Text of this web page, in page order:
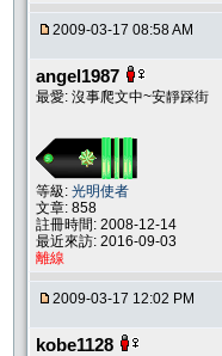
2009-03-17 08:58 AM
angel1987
最愛: 沒事爬文中~安靜踩街
等級: 光明使者
文章: 858
註冊時間: 2008-12-14
最近來訪: 2016-09-03
離線
2009-03-17 12:02 PM
kobe1128